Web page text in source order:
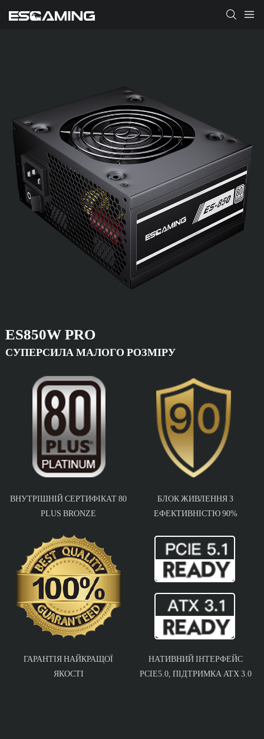
ES850W PRO
СУПЕРСИЛА МАЛОГО РОЗМІРУ
ВНУТРІШНІЙ СЕРТИФІКАТ 80
PLUS BRONZE
БЛОК ЖИВЛЕННЯ З
ЕФЕКТИВНІСТЮ 90%
ГАРАНТІЯ НАЙКРАЩОЇ
ЯКОСТІ
НАТИВНИЙ ІНТЕРФЕЙС
PCIE5.0, ПІДТРИМКА ATX 3.0